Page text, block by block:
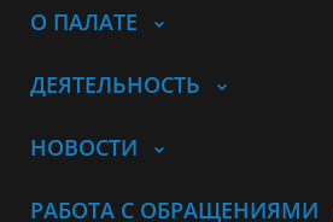
О ПАЛАТЕ
ДЕЯТЕЛЬНОСТЬ
НОВОСТИ
РАБОТА С ОБРАЩЕНИЯМИ